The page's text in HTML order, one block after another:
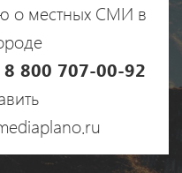
о местных СМИ в
8 800 707-00-92